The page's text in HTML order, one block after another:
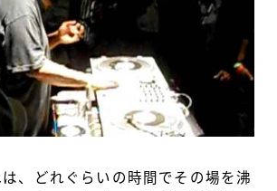
は、どれぐらいの時間でその場を沸